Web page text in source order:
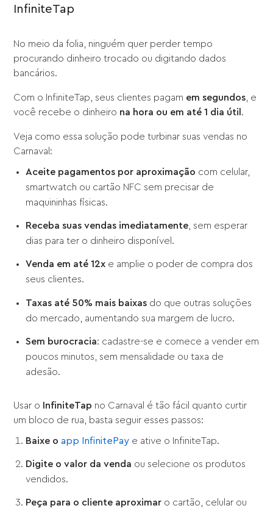
InfiniteTap
No meio da folia, ninguém quer perder tempo
procurando dinheiro trocado ou digitando dados
bancários.
Com o InfiniteTap, seus clientes pagam em segundos , e
você recebe o dinheiro na hora ou em até 1 dia útil .
Veja como essa solução pode turbinar suas vendas no
Carnaval:
Aceite pagamentos por aproximação com celular,
smartwatch ou cartão NFC sem precisar de
maquininhas físicas.
Receba suas vendas imediatamente , sem esperar
dias para ter o dinheiro disponível.
Venda em até 12x e amplie o poder de compra dos
seus clientes.
Taxas até 50% mais baixas do que outras soluções
do mercado, aumentando sua margem de lucro.
Sem burocracia: cadastre-se e comece a vender em
poucos minutos, sem mensalidade ou taxa de
adesão.
Usar o InfiniteTap no Carnaval é tão fácil quanto curtir
um bloco de rua, basta seguir esses passos:
Baixe oapp InfinitePay e ative o InfiniteTap.
Digite o valor da venda ou selecione os produtos
vendidos.
Peça para o cliente aproximar o cartão, celular ou